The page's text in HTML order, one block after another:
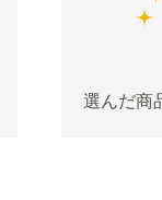
選んだ商